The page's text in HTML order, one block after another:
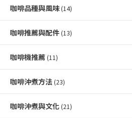
咖啡品種與風味(14)
咖啡推薦與配件 (13)
咖啡機推薦 (11)
咖啡沖煮方法 (23)
咖啡沖煮與文化 (21)